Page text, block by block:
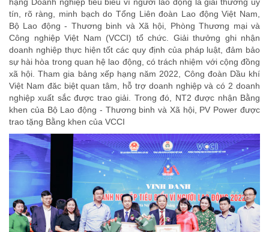
tín, rõ ràng, minh bạch do Tổng Liên đoàn Lao động Việt Nam,
Bộ Lao động - Thương binh và Xã hội, Phòng Thương mại và
Công nghiệp Việt Nam (VCCI) tổ chức. Giải thưởng ghi nhận
doanh nghiệp thực hiện tốt các quy định của pháp luật, đảm bảo
sự hài hòa trong quan hệ lao động, có trách nhiệm với cộng đồng
xã hội. Tham gia bảng xếp hạng năm 2022, Công đoàn Dầu khí
Việt Nam đăc biệt quan tâm, hỗ trợ doanh nghiệp và có 2 doanh
nghiệp xuất sắc được trao giải. Trong đó, NT2 được nhận Bằng
khen của Bộ Lao động - Thương binh và Xã hội, PV Power được
trao tặng Bằng khen của VCCI